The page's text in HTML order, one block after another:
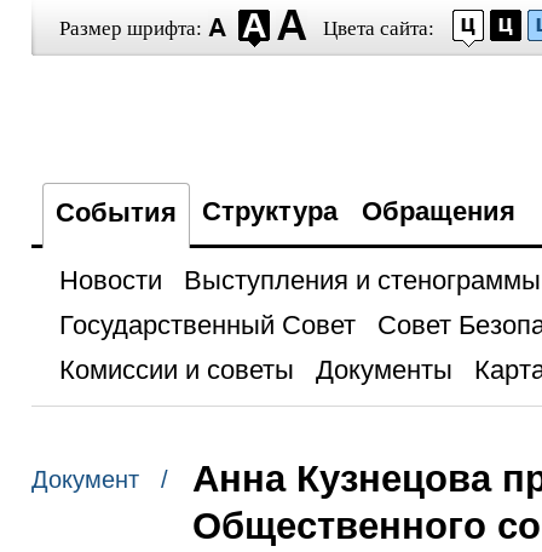
Размер шрифта: Цвета сайта:
События Структура Обращения
Новости
Выступления и стенограммы
Государственный Совет
Совет
Комиссии и советы
Документы
Документ /
Анна Кузнецова
Общественного